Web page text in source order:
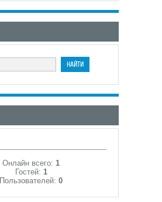
Онлайн всего: 1
Гостей: 1
Пользователей: 0